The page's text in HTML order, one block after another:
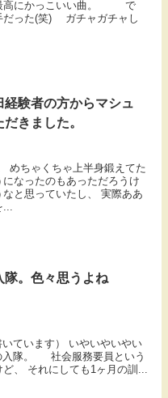
最高にかっこいい曲。 で
だった(笑) ガチャガチャし
経験者の方からマシュ
きました。
めちゃくちゃ上半身鍛えてた
なったのもあっただろうけ
と思っていたし、 実際ああ
...
隊。色々思うよね
いています） いやいやいやい
隊。 社会服務要員という
、 それにしても1ヶ月の訓...